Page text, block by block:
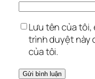
Lưu tên của tôi,
trình duyệt này
của tôi.